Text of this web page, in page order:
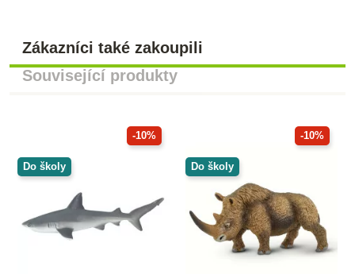
Zákazníci také zakoupili
Související produkty
-10%
Do školy
-10%
Do školy